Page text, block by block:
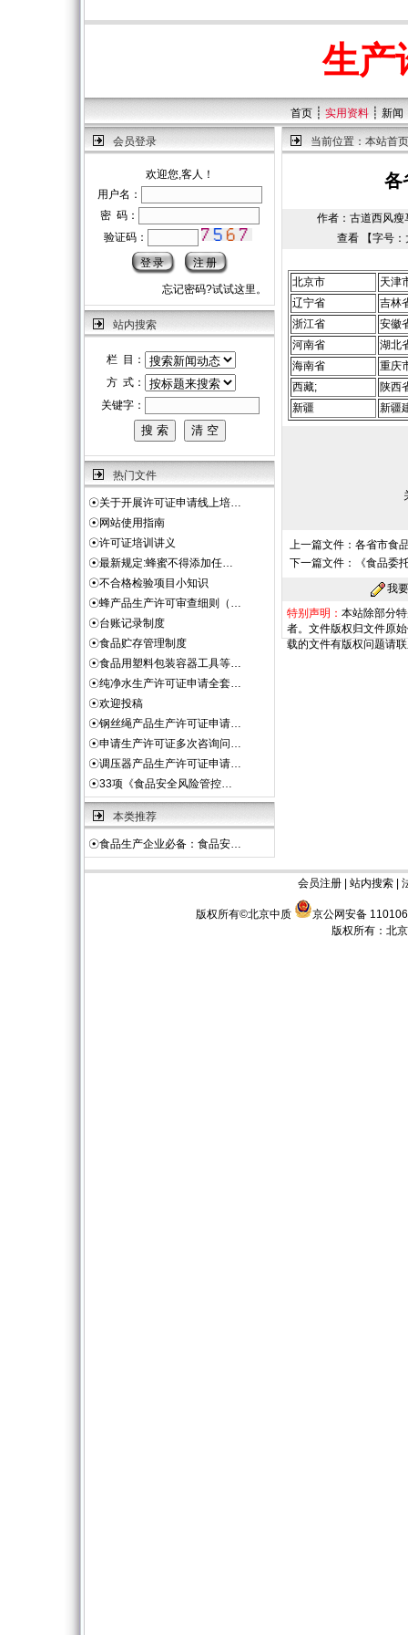
生产
首页 ┊ 实用资料 ┊ 新闻
会员登录
欢迎您,客人！
用户名：
密 码：
验证码：
忘记密码?试试这里。
站内搜索
栏 目：
方 式：
关键字：
热门文件
☉关于开展许可证申请线上培…
☉网站使用指南
☉许可证培训讲义
☉最新规定:蜂蜜不得添加任…
☉不合格检验项目小知识
☉蜂产品生产许可审查细则（…
☉台账记录制度
☉食品贮存管理制度
☉食品用塑料包装容器工具等…
☉纯净水生产许可证申请全套…
☉欢迎投稿
☉钢丝绳产品生产许可证申请…
☉申请生产许可证多次咨询问…
☉调压器产品生产许可证申请…
☉33项《食品安全风险管控…
本类推荐
☉食品生产企业必备：食品安…
当前位置： 本站首页
各
作者：古道西风
查看 【字号：
北京市
天津
辽宁省
吉林
浙江省
安徽
河南省
湖北
海南省
重庆
西藏;
陕西
新疆
新疆
上一篇文件： 各省市食
下一篇文件：
《食品委
我
特别声明： 本站除部分
者。文件版权归文件原
载的文件有版权问题请
会员注册| 站内搜索|
版权所有©北京中质
京公网安备
版权所有： 北